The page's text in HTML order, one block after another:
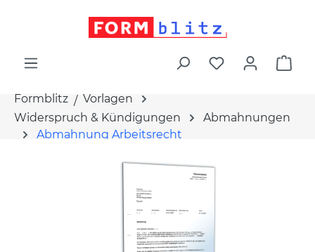
Formblitz
Vorlagen
Widerspruch & Kündigungen
Abmahnungen
Abmahnung Arbeitsrecht